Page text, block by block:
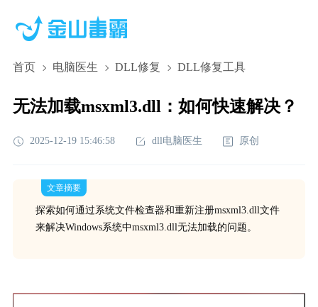
首页 电脑医生 DLL修复 DLL修复工具
无法加载msxml3.dll：如何快速解决？
2025-12-19 15:46:58 dll电脑医生 原创
文章摘要
探索如何通过系统文件检查器和重新注册msxml3.dll文件
来解决Windows系统中msxml3.dll无法加载的问题。